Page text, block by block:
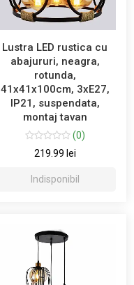
Lustra LED rustica cu
abajururi, neagra,
rotunda,
41x41x100cm, 3xE27,
IP21, suspendata,
montaj tavan
(0)
219.99 lei
Indisponibil